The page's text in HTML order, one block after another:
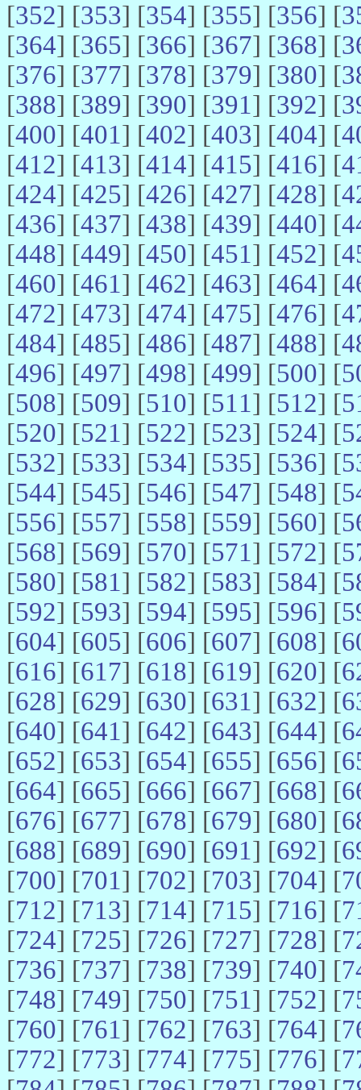
[352] [353] [354] [355] [356] [
[364] [365] [366] [367] [368] [
[376] [377] [378] [379] [380] [
[388] [389] [390] [391] [392] [
[400] [401] [402] [403] [404] [
[412] [413] [414] [415] [416] [
[424] [425] [426] [427] [428] [
[436] [437] [438] [439] [440] [
[448] [449] [450] [451] [452] [
[460] [461] [462] [463] [464] [
[472] [473] [474] [475] [476] [
[484] [485] [486] [487] [488] [
[496] [497] [498] [499] [500] [
[508] [509] [510] [511] [512] [
[520] [521] [522] [523] [524] [
[532] [533] [534] [535] [536] [
[544] [545] [546] [547] [548] [
[556] [557] [558] [559] [560] [
[568] [569] [570] [571] [572] [
[580] [581] [582] [583] [584] [
[592] [593] [594] [595] [596] [
[604] [605] [606] [607] [608] [
[616] [617] [618] [619] [620] [
[628] [629] [630] [631] [632] [
[640] [641] [642] [643] [644] [
[652] [653] [654] [655] [656] [
[664] [665] [666] [667] [668] [
[676] [677] [678] [679] [680] [
[688] [689] [690] [691] [692] [
[700] [701] [702] [703] [704] [
[712] [713] [714] [715] [716] [
[724] [725] [726] [727] [728] [
[736] [737] [738] [739] [740] [
[748] [749] [750] [751] [752] [
[760] [761] [762] [763] [764] [
[772] [773] [774] [775] [776] [